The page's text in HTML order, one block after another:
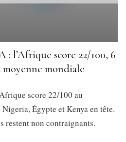
: l’Afrique score 22/100, 6
moyenne mondiale
score 22/100 au
Égypte et Kenya en tête.
restent non contraignants.